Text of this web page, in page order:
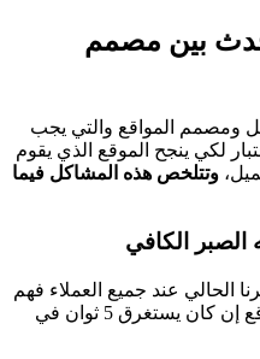
بين مصمم
ومصمم المواقع والتي يجب
لكي ينجح الموقع الذي يقوم
وتتلخص هذه المشاكل فيما
الصبر الكافي
عند جميع العملاء فهم
يملون بسرعة ويغلقون صفحة الموقع إن كان يستغرق 5 ثوان في